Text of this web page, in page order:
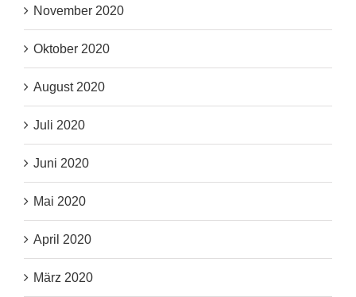
November 2020
Oktober 2020
August 2020
Juli 2020
Juni 2020
Mai 2020
April 2020
März 2020